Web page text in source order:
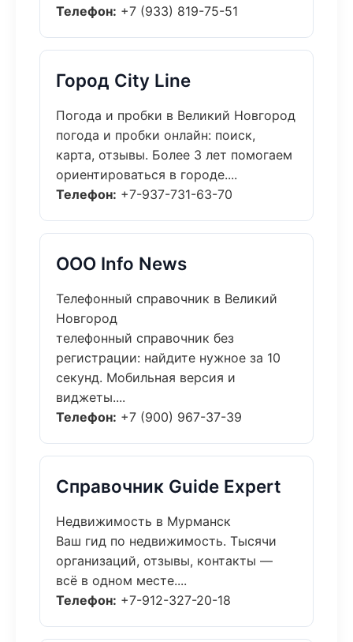
Телефон: +7 (933) 819-75-51
Город City Line
Погода и пробки в Великий Новгород
погода и пробки онлайн: поиск,
карта, отзывы. Более 3 лет помогаем
ориентироваться в городе....
Телефон: +7-937-731-63-70
ООО Info News
Телефонный справочник в Великий
Новгород
телефонный справочник без
регистрации: найдите нужное за 10
секунд. Мобильная версия и
виджеты....
Телефон: +7 (900) 967-37-39
Справочник Guide Expert
Недвижимость в Мурманск
Ваш гид по недвижимость. Тысячи
организаций, отзывы, контакты —
всё в одном месте....
Телефон: +7-912-327-20-18